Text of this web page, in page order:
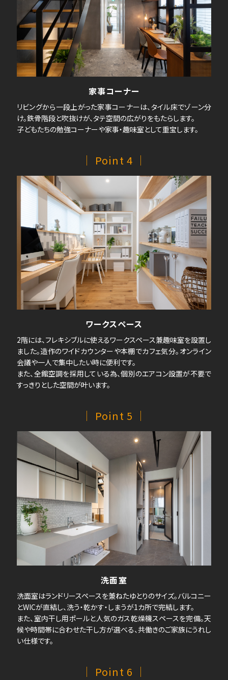
家事コーナー
リビングから一段上がった家事コーナーは、タイル床でゾーン分
け。鉄骨階段と吹抜けが、タテ空間の広がりをもたらします。
子どもたちの勉強コーナーや家事・趣味室として重宝します。
｜ Point 4 ｜
ワークスペース
2階には、フレキシブルに使えるワークスペース兼趣味室を設置し
ました。造作のワイドカウンターや本棚でカフェ気分。オンライン
会議や一人で集中したい時に便利です。
また、全館空調を採用している為、個別のエアコン設置が不要で
すっきりとした空間が叶います。
｜ Point 5 ｜
洗面室
洗面室はランドリースペースを兼ねたゆとりのサイズ。バルコニー
とWICが直結し、洗う・乾かす・しまうが1カ所で完結します。
また、室内干し用ポールと人気のガス乾燥機スペースを完備。天
候や時間帯に合わせた干し方が選べる、共働きのご家族にうれし
い仕様です。
｜ Point 6 ｜